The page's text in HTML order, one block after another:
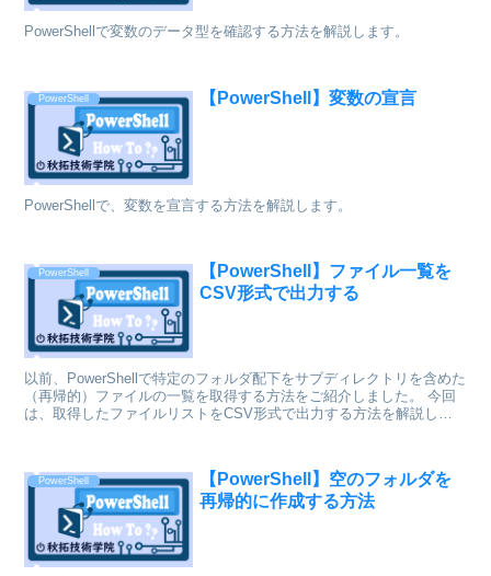
PowerShellで変数のデータ型を確認する方法を解説します。
PowerShell 【PowerShell】変数の宣言
PowerShellで、変数を宣言する方法を解説します。
PowerShell
【PowerShell】ファイル一覧を
CSV形式で出力する
以前、PowerShellで特定のフォルダ配下をサブディレクトリを含めた
（再帰的）ファイルの一覧を取得する方法をご紹介しました。 今回
は、取得したファイルリストをCSV形式で出力する方法を解説しま
PowerShell
【PowerShell】空のフォルダを
再帰的に作成する方法